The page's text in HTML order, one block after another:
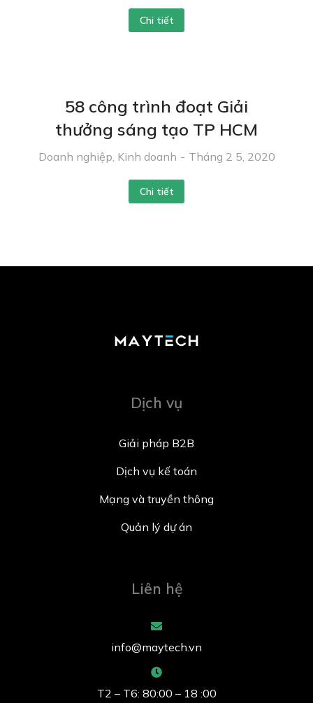
Chi tiết
58 công trình đoạt Giải
thưởng sáng tạo TP HCM
Doanh nghiệp, Kinh doanh Tháng 2 5, 2020
Chi tiết
Dịch vụ
Giải pháp B2B
Dịch vụ kế toán
Mạng và truyền thông
Quản lý dự án
Liên hệ
info@maytech.vn
T2 – T6: 80:00 – 18 :00